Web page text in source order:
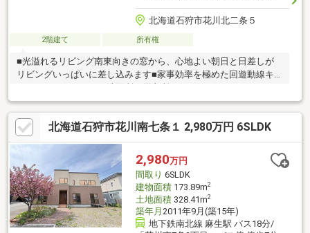
北海道石狩市花川北二条５
2階建て 所有権
■光溢れるリビング南東向きの窓から、心地よい朝日と日差しが
リビングいっぱいに差し込みます■家事効率を極めた回遊動線キ
ーゼット）が繋がる設計。忙しい朝もスムーズに動ける、無駄の
ない家事ラク動線です■ライフスタイルに合わせて2部屋へ将来の
家族構成の変化に合わせて、広い洋室を2つの個室に仕切ることが
可能です■環境にも家計にも優しい太陽光パネル設置済み。毎月
の光熱費を抑えながら、エコな暮らしを実現します■広々とした
外構・駐車スペース約84坪のゆとりある敷地。来客時や複数台所
有でも安心の駐車スペースを確保しています
北海道石狩市花川南七条１ 2,980万円 6SLDK
2,980万円
間取り 6SLDK
建物面積173.89m2
土地面積328.41m2
築年月 2011年9月(築15年)
地下鉄南北線 麻生駅 バス18分/